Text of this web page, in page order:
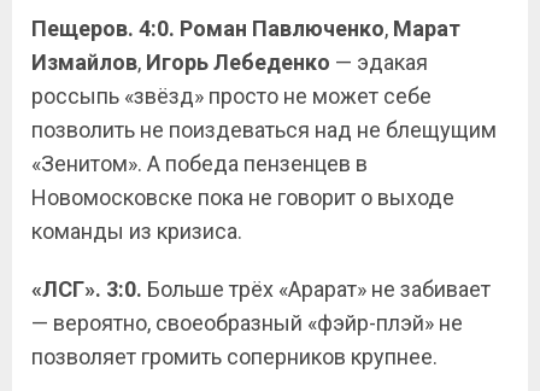
Пещеров. 4:0. Роман Павлюченко, Марат
Измайлов, Игорь Лебеденко — эдакая
россыпь «звёзд» просто не может себе
позволить не поиздеваться над не блещущим
«Зенитом». А победа пензенцев в
Новомосковске пока не говорит о выходе
команды из кризиса.
«ЛСГ». 3:0. Больше трёх «Арарат» не забивает
— вероятно, своеобразный «фэйр-плэй» не
позволяет громить соперников крупнее.